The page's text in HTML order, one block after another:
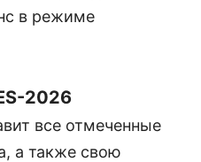
в режиме
2026
все отмеченные
а также свою